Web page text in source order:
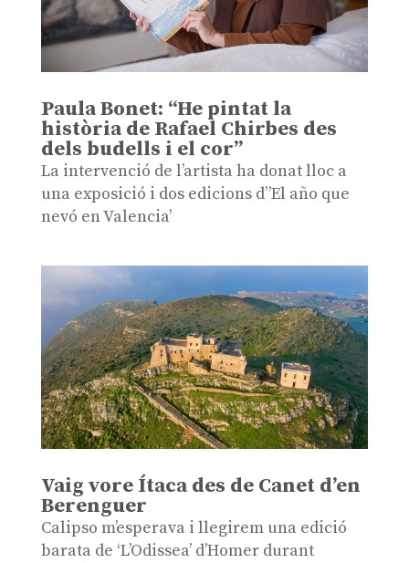
Paula Bonet: “He pintat la
història de Rafael Chirbes des
dels budells i el cor”
La intervenció de l’artista ha donat lloc a
una exposició i dos edicions d”El año que
nevó en Valencia’
Vaig vore Ítaca des de Canet d’en
Berenguer
Calipso m’esperava i llegirem una edició
barata de ‘L’Odissea’ d’Homer durant